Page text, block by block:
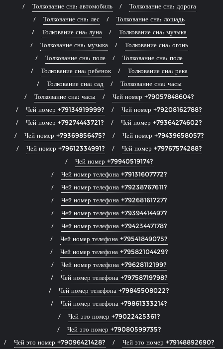
Толкование сна: автомобиль
Толкование сна: дорога
Толкование сна: лес
Толкование сна: лошадь
Толкование сна: луна
Толкование сна: музыка
Толкование сна: музыка
Толкование сна: огонь
Толкование сна: поле
Толкование сна: поле
Толкование сна: ребенок
Толкование сна: река
Толкование сна: сад
Толкование сна: часы
Толкование сна: часы
Чей номер +79057848604?
Чей номер +79134919999?
Чей номер +79208162788?
Чей номер +79274443721?
Чей номер +79364274602?
Чей номер +79369856475?
Чей номер +79439658057?
Чей номер +79612334991?
Чей номер +79767574288?
Чей номер +79940519174?
Чей номер телефона +79131607772?
Чей номер телефона +79238767611?
Чей номер телефона +79268161727?
Чей номер телефона +79394414497?
Чей номер телефона +79423447178?
Чей номер телефона +79541849075?
Чей номер телефона +79582104429?
Чей номер телефона +79628112199?
Чей номер телефона +79758719798?
Чей номер телефона +79845508022?
Чей номер телефона +79861333214?
Чей это номер +79022425361?
Чей это номер +79080599735?
Чей это номер +79096421428?
Чей это номер +79148892690?